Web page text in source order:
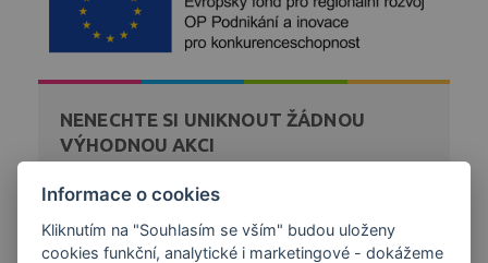
NENECHTE SI UNIKNOUT ŽÁDNOU
VÝHODNOU AKCI
Zaregistrujte se k bezplatnému zasílání novinek a akcí
Informace o cookies
Kliknutím na "Souhlasím se vším" budou uloženy
cookies funkční, analytické i marketingové - dokážeme